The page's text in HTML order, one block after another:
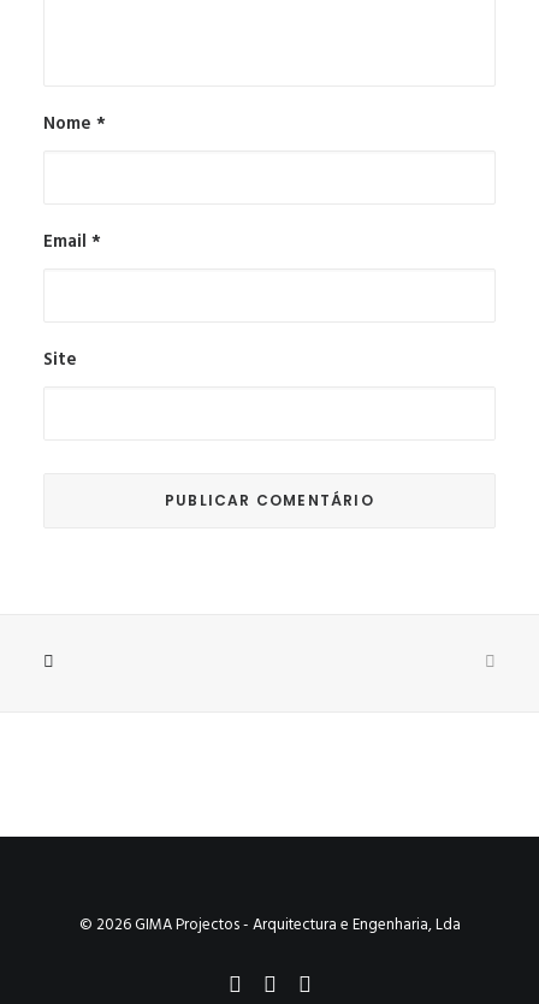
Nome *
Email *
Site
© 2026 GIMA Projectos - Arquitectura e Engenharia, Lda